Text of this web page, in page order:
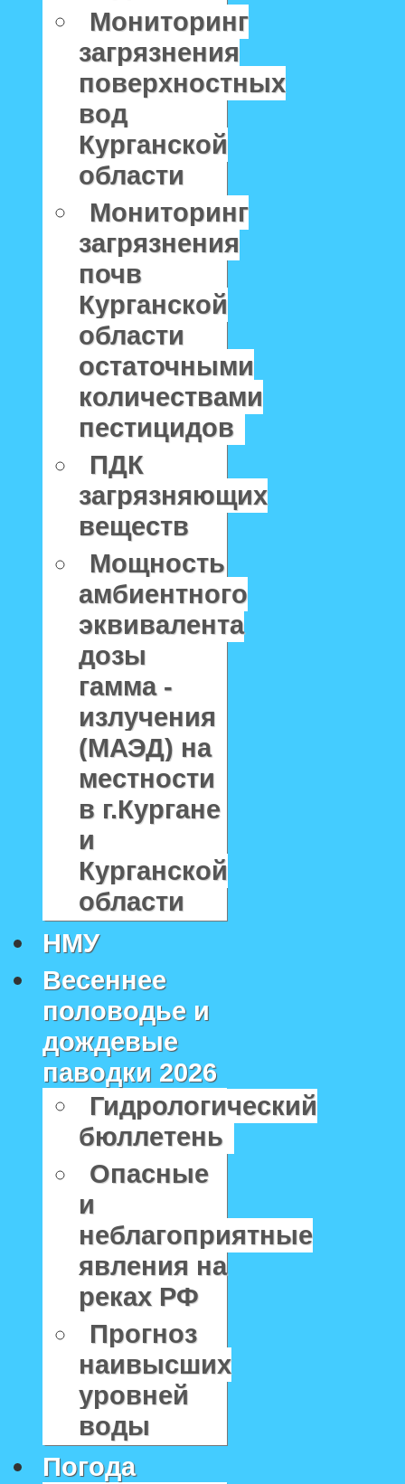
Мониторинг
загрязнения
поверхностных
вод
Курганской
области
Мониторинг
загрязнения
почв
Курганской
области
остаточными
количествами
пестицидов
ПДК
загрязняющих
веществ
Мощность
амбиентного
эквивалента
дозы
гамма -
излучения
(МАЭД) на
местности
в г.Кургане
и
Курганской
области
НМУ
Весеннее
половодье и
дождевые
паводки 2026
Гидрологический
бюллетень
Опасные
и
неблагоприятные
явления на
реках РФ
Прогноз
наивысших
уровней
воды
Погода